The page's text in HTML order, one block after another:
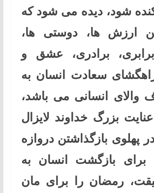
شود، دیده می شود که
ارزش ها، دوستی ها،
برادری، عشق و
سعادت انسان به
انسانی می باشد،
بزرگ خداوند لایزال
پهلوی بازگذاشتن دروازه
برای بازگشت انسان به
رمضان را برای مان